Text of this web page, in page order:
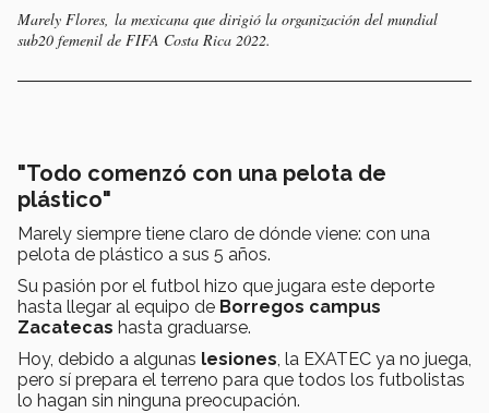
Marely Flores, la mexicana que dirigió la organización del mundial
sub20 femenil de FIFA Costa Rica 2022.
"Todo comenzó con una pelota de
plástico"
Marely siempre tiene claro de dónde viene: con una
pelota de plástico a sus 5 años.
Su pasión por el futbol hizo que jugara este deporte
hasta llegar al equipo de Borregos campus
Zacatecas hasta graduarse.
Hoy, debido a algunas lesiones, la EXATEC ya no juega,
pero sí prepara el terreno para que todos los futbolistas
lo hagan sin ninguna preocupación.